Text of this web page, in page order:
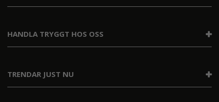
TRENDAR JUST NU
HANDLA TRYGGT HOS OSS